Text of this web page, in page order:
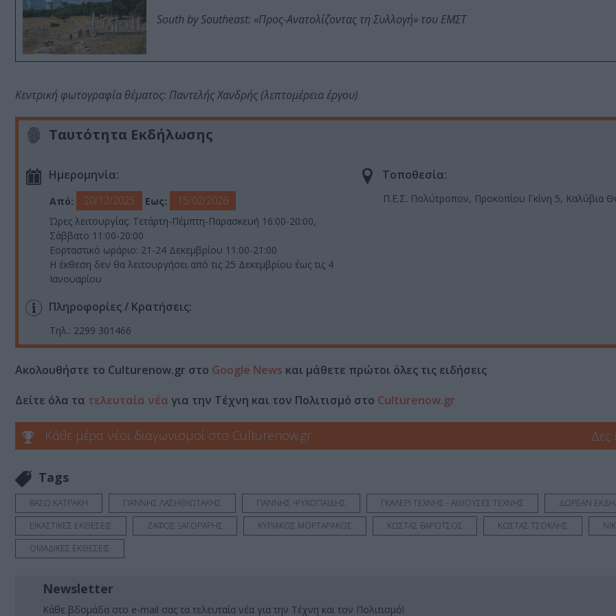
South by Southeast: «Προς-Ανατολίζοντας τη Συλλογή» του ΕΜΣΤ
Κεντρική φωτογραφία θέματος: Παντελής Χανδρής (λεπτομέρεια έργου)
Ταυτότητα Εκδήλωσης
Ημερομηνία:
Από: 20/12/2025 Εως:
15/02/2026
Ώρες λειτουργίας: Τετάρτη-Πέμπτη-Παρασκευή 16:00-20:00,
Σάββατο 11:00-20:00
Εορταστικό ωράριο: 21-24 Δεκεμβρίου 11:00-21:00
Η έκθεση δεν θα λειτουργήσει από τις 25 Δεκεμβρίου έως τις 4
Ιανουαρίου
Τοποθεσία:
Π.Ε.Σ. Πολύτροπον, Προκοπίου Γκίνη 5, Καλύβια
Πληροφορίες / Κρατήσεις:
Τηλ.: 2299 301466
Ακολουθήστε το Culturenow.gr στο Google News και μάθετε πρώτοι όλες τις ειδήσεις
Δείτε όλα τα τελευταία νέα για την Τέχνη και τον Πολιτισμό στο Culturenow.gr
Κάθε μέρα νέοι διαγωνισμοί στο Culturenow.gr Δες
Tags
ΒΑΣΩ ΚΑΤΡΑΚΗ ΓΙΑΝΝΗΣ ΛΑΣΗΘΙΩΤΑΚΗΣ ΓΙΑΝΝΗΣ ΨΥΧΟΠΑΙΔΗΣ ΓΚΑΛΕΡΙ ΤΕΧΝΗΣ - ΑΙΘΟΥΣΕΣ ΤΕΧΝΗΣ
ΔΩΡΕΑΝ
ΕΙΚΑΣΤΙΚΕΣ ΕΚΘΕΣΕΙΣ
ΖΑΦΟΣ ΞΑΓΟΡΑΡΗΣ ΚΥΡΙΑΚΟΣ ΜΟΡΤΑΡΑΚΟΣ ΚΩΣΤΑΣ ΒΑΡΩΤΣΟΣ ΚΩΣΤΑΣ ΤΣΟΚΛΗΣ
ΟΜΑΔΙΚΕΣ ΕΚΘΕΣΕΙΣ
Newsletter
Κάθε βδομάδα στο e-mail σας τα τελευταία νέα για την Τέχνη και τον Πολιτισμό!